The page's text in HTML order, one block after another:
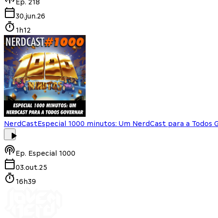
Ep. 218
30.jun.26
1h12
NerdCastEspecial 1000 minutos: Um NerdCast para a Todos
Ep. Especial 1000
03.out.25
16h39